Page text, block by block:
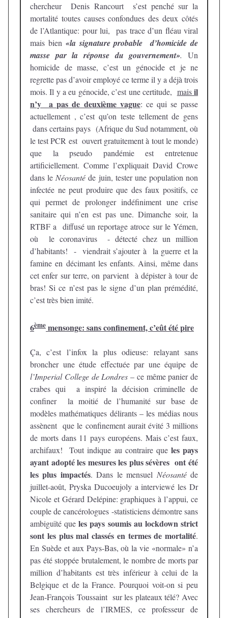
chercheur Denis Rancourt s’est penché sur la
mortalité toutes causes confondues des deux côtés
de l’Atlantique: pour lui, pas trace d’un fléau viral
mais bien «la signature probable d’homicide de
masse par la réponse du gouvernement».Un
homicide de masse, c’est un génocide et je ne
regrette pas d’avoir employé ce terme il y a déjà trois
mois. Il y a eu génocide, c’est une certitude, maisil
n’y a pas de deuxième vague: ce qui se passe
actuellement , c’est qu’on teste tellement de gens
dans certains pays (Afrique du Sud notamment, où
le test PCR est ouvert gratuitement à tout le monde)
que la pseudo pandémie est entretenue
artificiellement. Comme l’expliquait David Crowe
dans leNéosantéde juin, tester une population non
infectée ne peut produire que des faux positifs, ce
qui permet de prolonger indéfiniment une crise
sanitaire qui n’en est pas une. Dimanche soir, la
RTBF a diffusé un reportage atroce sur le Yémen,
où le coronavirus - détecté chez un million
d’habitants! - viendrait s’ajouter à la guerre et la
famine en décimant les enfants. Ainsi, même dans
cet enfer sur terre, on parvient à dépister à tour de
bras! Si ce n’est pas le signe d’un plan prémédité,
c’est très bien imité.
6ème mensonge: sans confinement, c’eût été pire
Ça, c’est l’infox la plus odieuse: relayant sans
broncher une étude effectuée par une équipe de
l’Imperial College de Londres – ce même panier de
crabes qui a inspiré la décision criminelle de
confiner la moitié de l’humanité sur base de
modèles mathématiques délirants – les médias nous
assènent que le confinement aurait évité 3 millions
de morts dans 11 pays européens. Mais c’est faux,
archifaux! Tout indique au contraire que les pays
ayant adopté les mesures les plus sévères ont été
les plus impactés. Dans le mensuel Néosantéde
juillet-août, Pryska Ducoeujoly a interviewé les Dr
Nicole et Gérard Delépine: graphiques à l’appui, ce
couple de cancérologues -statisticiens démontre sans
ambiguïté queles pays soumis au lockdown strict
sont les plus mal classés en termes de mortalité.
En Suède et aux Pays-Bas, où la vie «normale» n’a
pas été stoppée brutalement, le nombre de morts par
million d’habitants est très inférieur à celui de la
Belgique et de la France. Pourquoi voit-on si peu
Jean-François Toussaint sur les plateaux télé? Avec
ses chercheurs de l’IRMES, ce professeur de